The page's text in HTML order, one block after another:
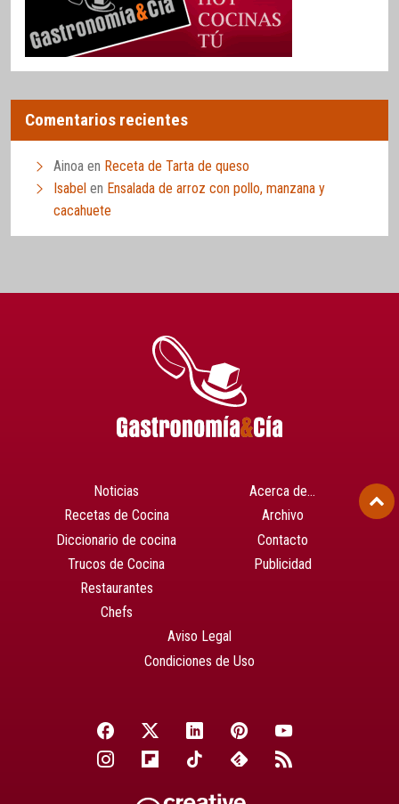
Comentarios recientes
Ainoa en Receta de Tarta de queso
Isabel en Ensalada de arroz con pollo, manzana y
cacahuete
Noticias
Recetas de Cocina
Diccionario de cocina
Trucos de Cocina
Restaurantes
Chefs
Acerca de…
Archivo
Contacto
Publicidad
Aviso Legal
Condiciones de Uso